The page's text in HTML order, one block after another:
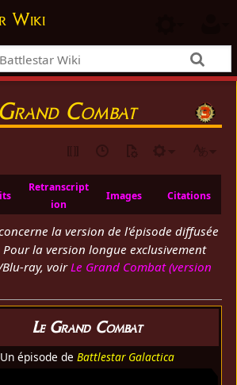
Wiki
Combat
Retranscript
ion
Images Citations
la version de l'épisode diffusée
la version longue exclusivement
ray, voirLe Grand Combat (version
Le Grand Combat
Un épisode de Battlestar Galactica